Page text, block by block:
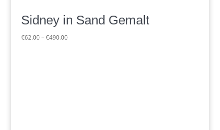
Sidney in Sand Gemalt
€62.00 –€490.00Preisspanne: